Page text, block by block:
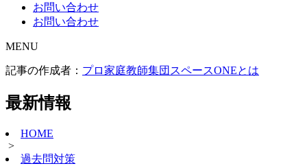
お問い合わせ
お問い合わせ
MENU
記事の作成者： プロ家庭教師集団スペースONEとは
最新情報
HOME
>
過去問対策